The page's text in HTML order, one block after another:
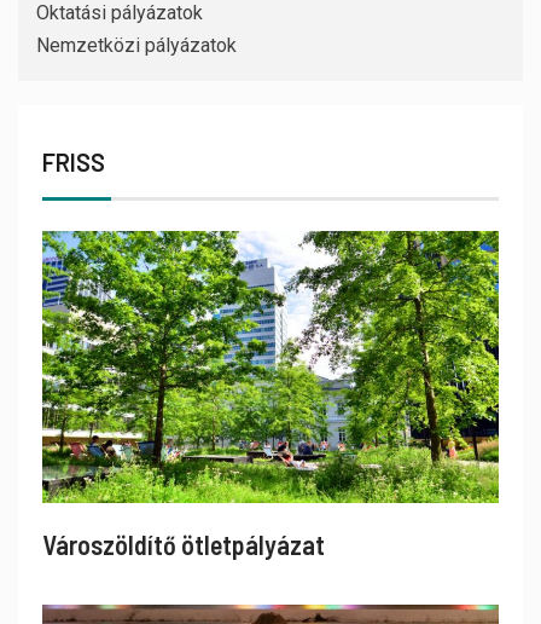
Oktatási pályázatok
Nemzetközi pályázatok
FRISS
Városzöldítő ötletpályázat